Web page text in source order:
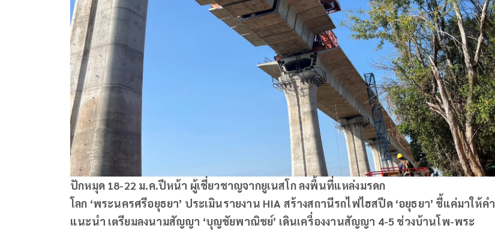
ปักหมุด 18-22 ม.ค.ปีหน้า ผู้เชี่ยวชาญจากยูเนสโก ลงพื้นที่แหล่งมรดก
โลก ‘พระนครศรีอยุธยา’ ประเมินรายงาน HIA สร้างสถานีรถไฟไฮสปีด ‘อยุธยา’ ชี้แค่มาให้คำ
แนะนำ เตรียมลงนามสัญญา ‘บุญชัยพาณิชย์’ เดินเครื่องงานสัญญา 4-5 ช่วงบ้านโพ-พระ